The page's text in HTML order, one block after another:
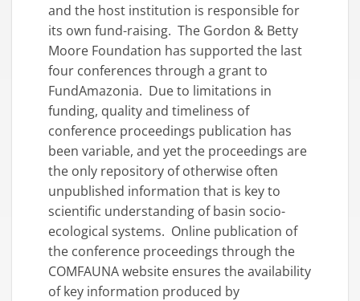
and the host institution is responsible for
its own fund-raising. The Gordon & Betty
Moore Foundation has supported the last
four conferences through a grant to
FundAmazonia. Due to limitations in
funding, quality and timeliness of
conference proceedings publication has
been variable, and yet the proceedings are
the only repository of otherwise often
unpublished information that is key to
scientific understanding of basin socio-
ecological systems. Online publication of
the conference proceedings through the
COMFAUNA website ensures the availability
of key information produced by